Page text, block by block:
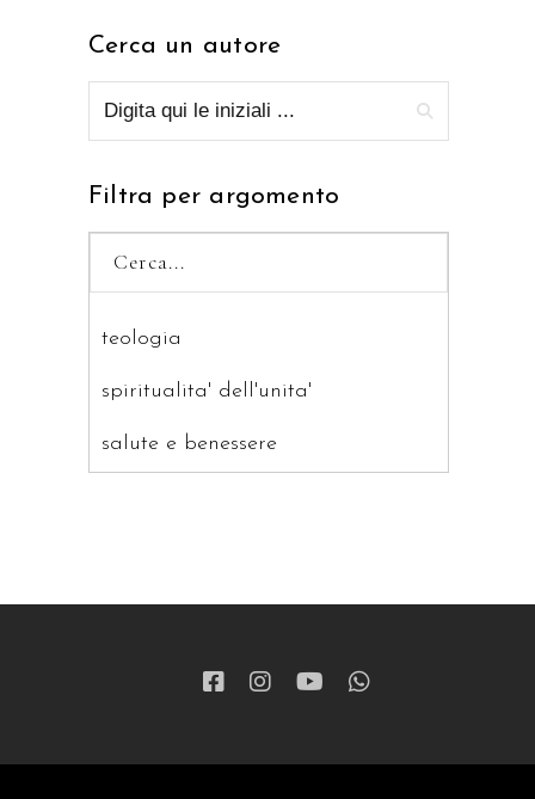
Cerca un autore
Filtra per argomento
teologia
spiritualita' dell'unita'
salute e benessere
patristica
grandi opere